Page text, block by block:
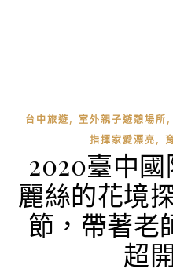
台中旅遊, 室外親子遊憩場所,
指揮家愛漂亮,
2020臺中
麗絲的花境
節，帶著老
超